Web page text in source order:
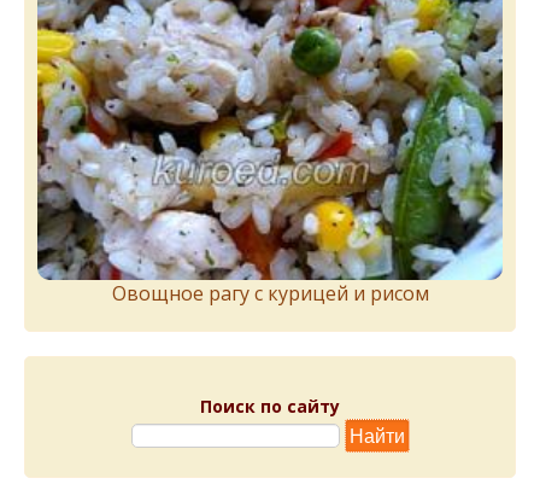
Овощное рагу с курицей и рисом
Поиск по сайту